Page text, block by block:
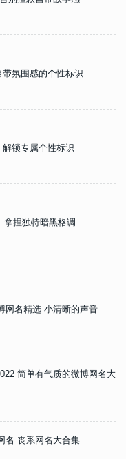
氛围感的个性标识
锁专属个性标识
拿捏独特暗黑格调
网名精选 小清晰的声音
简单有气质的微博网名大
名 丧系网名大合集